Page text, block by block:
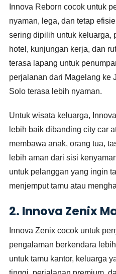
Innova Reborn cocok untuk
nyaman, lega, dan tetap
sering dipilih untuk keluarga,
hotel, kunjungan kerja, dan
terasa lapang untuk
perjalanan dari Magelang ke
Solo terasa lebih nyaman.
Untuk wisata keluarga,
lebih baik dibanding city car
membawa anak, orang tua,
lebih aman dari sisi
untuk pelanggan yang ingin
menjemput tamu atau
2. Innova Zenix
Innova Zenix cocok untuk
pengalaman berkendara
untuk tamu kantor, keluarga